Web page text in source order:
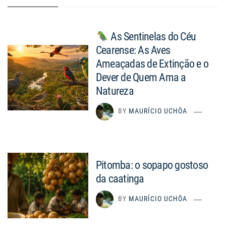
As Sentinelas do Céu
Cearense: As Aves
Ameaçadas de Extinção e o
Dever de Quem Ama a
Natureza
BY MAURÍCIO UCHÔA
Pitomba: o sopapo gostoso
da caatinga
BY MAURÍCIO UCHÔA